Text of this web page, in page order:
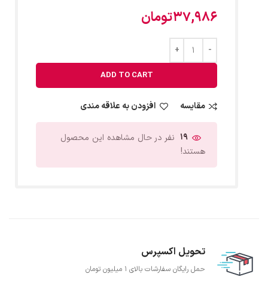
37,986تومان
ADD TO CART
مقایسه افزودن به علاقه مندی
19 نفر در حال مشاهده این محصول
هستند!
تحویل اکسپرس
حمل رایگان سفارشات بالای 1 میلیون تومان